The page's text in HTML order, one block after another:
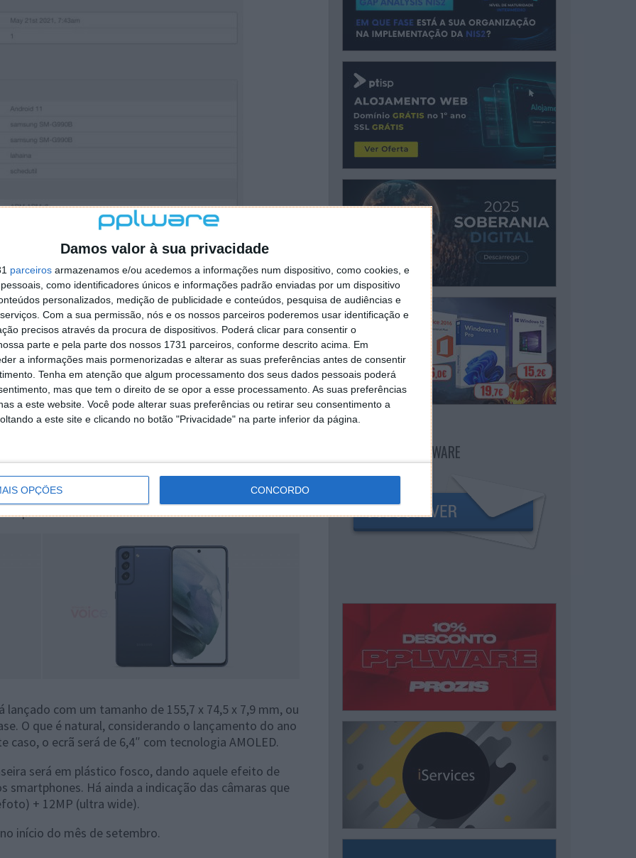
Damos valor à sua privacidade
parceiros armazenamos e/ou acedemos a informações num dispositivo, como cookies, e
como identificadores únicos e informações padrão enviadas por um dispositivo
personalizados, medição de publicidade e conteúdos, pesquisa de audiências e
Com a sua permissão, nós e os nossos parceiros poderemos usar identificação e
precisos através da procura de dispositivos. Poderá clicar para consentir o
parte e pela parte dos nossos 1731 parceiros, conforme descrito acima. Em
a informações mais pormenorizadas e alterar as suas preferências antes de consentir
Tenha em atenção que algum processamento dos seus dados pessoais poderá
mas que tem o direito de se opor a esse processamento. As suas preferências
a este website. Você pode alterar suas preferências ou retirar seu consentimento a
a este site e clicando no botão "Privacidade" na parte inferior da página.
OPÇÕES CONCORDO
Galaxy S21 FE com nome de código SM-G990B está
de "lahaina". Adicionalmente, podemos ver que
renderizações que revelam detalhes do design. Nas
à linha S21 original, com o destaque das câmaras
dado a este módulo diminui com a aparente
capa traseira.
com um tamanho de 155,7 x 74,5 x 7,9 mm, ou
O que é natural, considerando o lançamento do ano
caso, o ecrã será de 6,4″ com tecnologia AMOLED.
será em plástico fosco, dando aquele efeito de
smartphones. Há ainda a indicação das câmaras que
+ 12MP (ultra wide).
início do mês de setembro.
NEWSLETTER PPLWARE